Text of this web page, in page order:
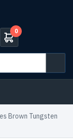
0
Brown Tungsten